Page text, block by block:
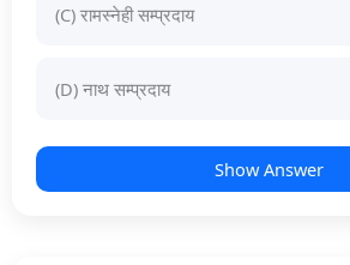
(C) रामस्नेही सम्प्रदाय
(D) नाथ सम्प्रदाय
Show Answer